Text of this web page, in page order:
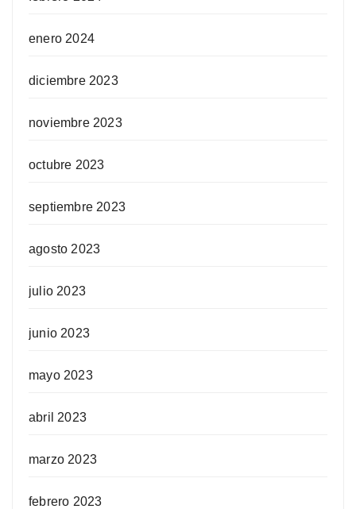
enero 2024
diciembre 2023
noviembre 2023
octubre 2023
septiembre 2023
agosto 2023
julio 2023
junio 2023
mayo 2023
abril 2023
marzo 2023
febrero 2023